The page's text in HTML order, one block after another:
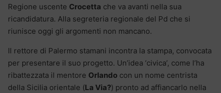
Regione uscente Crocetta che va avanti nella sua
ricandidatura. Alla segreteria regionale del Pd che si
riunisce oggi gli argomenti non mancano.
Il rettore di Palermo stamani incontra la stampa, convocata
per presentare il suo progetto. Un’idea ‘civica’, come l’ha
ribattezzata il mentore Orlando con un nome centrista
della Sicilia orientale (La Via?) pronto ad affiancarlo nella